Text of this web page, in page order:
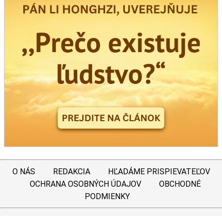
O NÁS REDAKCIA
HĽADÁME PRISPIEVATEĽOV
OCHRANA OSOBNÝCH ÚDAJOV
OBCHODNÉ
PODMIENKY